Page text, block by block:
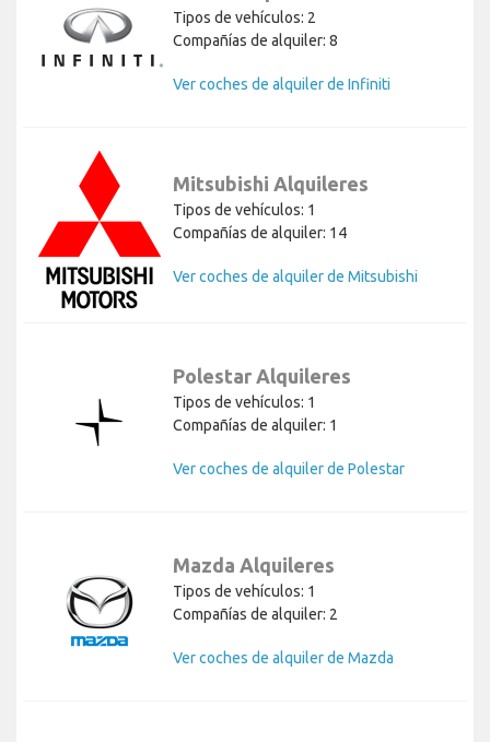
Tipos de vehículos: 2
Compañías de alquiler: 8
Ver coches de alquiler de Infiniti
Mitsubishi Alquileres
Tipos de vehículos: 1
Compañías de alquiler: 14
Ver coches de alquiler de Mitsubishi
Polestar Alquileres
Tipos de vehículos: 1
Compañías de alquiler: 1
Ver coches de alquiler de Polestar
Mazda Alquileres
Tipos de vehículos: 1
Compañías de alquiler: 2
Ver coches de alquiler de Mazda